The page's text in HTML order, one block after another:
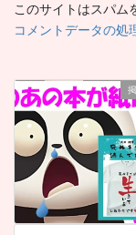
このサイトはスパム
コメントデータの処